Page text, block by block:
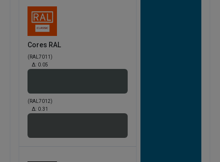
Cores RAL
(RAL7011)
Δ: 0.05
(RAL7012)
Δ: 0.31